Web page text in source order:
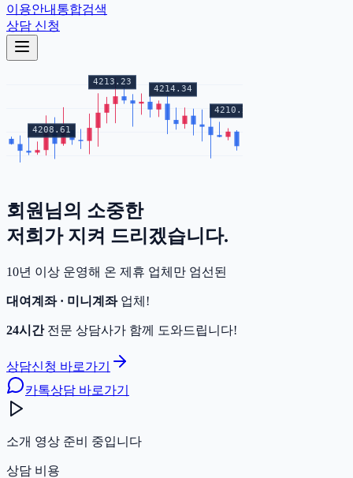
이용안내 통합검색
상담 신청
회원님의 소중한
저희가 지켜 드리겠습니다.
10년 이상 운영해 온 제휴 업체만 엄선된
대여계좌 · 미니계좌업체!
24시간전문 상담사가 함께 도와드립니다!
상담신청 바로가기
카톡상담 바로가기
소개 영상 준비 중입니다
상담 비용